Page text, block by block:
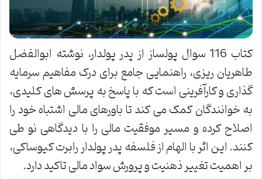
کتاب 116 سوال پولساز از پدر پولدار، نوشته ابوالفضل
طاهریان ریزی، راهنمایی جامع برای درک مفاهیم سرمایه
گذاری و کارآفرینی است که با پاسخ به پرسش های کلیدی،
به خوانندگان کمک می کند تا باورهای مالی اشتباه خود را
اصلاح کرده و مسیر موفقیت مالی را با دیدگاهی نو طی
کنند. این اثر با الهام از فلسفه پدر پولدار رابرت کیوساکی،
بر اهمیت تغییر ذهنیت و پرورش سواد مالی تاکید دارد.